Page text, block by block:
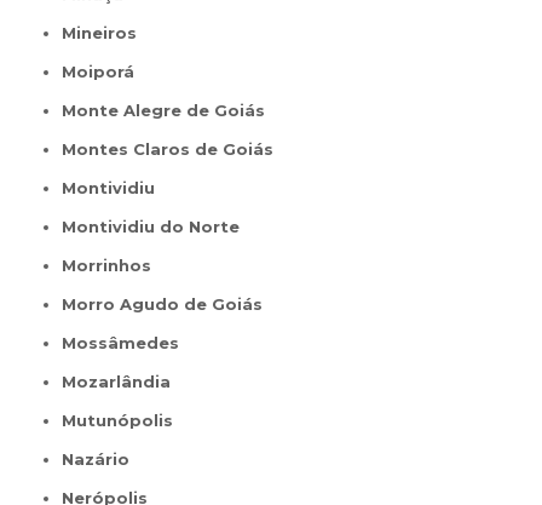
Mineiros
Moiporá
Monte Alegre de Goiás
Montes Claros de Goiás
Montividiu
Montividiu do Norte
Morrinhos
Morro Agudo de Goiás
Mossâmedes
Mozarlândia
Mutunópolis
Nazário
Nerópolis